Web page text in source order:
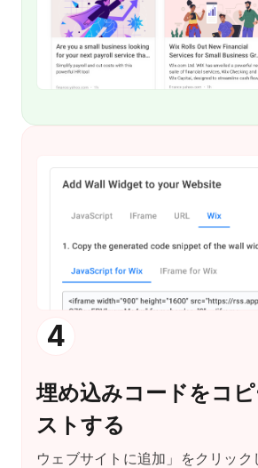
4
埋め込みコードをコ
ストする
ウェブサイトに追加」をクリッ